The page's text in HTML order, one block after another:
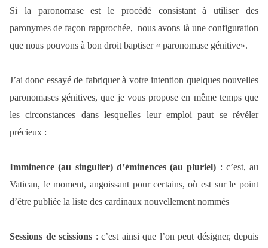
Si la paronomase est le procédé consistant à utiliser des
paronymes de façon rapprochée, nous avons là une configuration
que nous pouvons à bon droit baptiser « paronomase génitive».
J’ai donc essayé de fabriquer à votre intention quelques nouvelles
paronomases génitives, que je vous propose en même temps que
les circonstances dans lesquelles leur emploi paut se révéler
précieux :
Imminence (au singulier) d’éminences (au pluriel) : c’est, au
Vatican, le moment, angoissant pour certains, où est sur le point
d’être publiée la liste des cardinaux nouvellement nommés
Sessions de scissions : c’est ainsi que l’on peut désigner, depuis